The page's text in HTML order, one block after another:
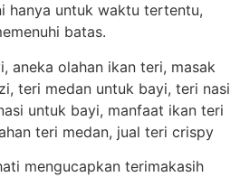
hanya untuk waktu tertentu,
batas.
mengucapkan terimakasih